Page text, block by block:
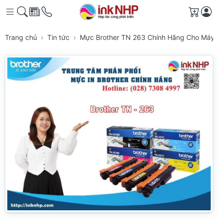
Giỏ
Trang chủ Tin tức Mực Brother TN 263 Chính Hãng Cho Máy